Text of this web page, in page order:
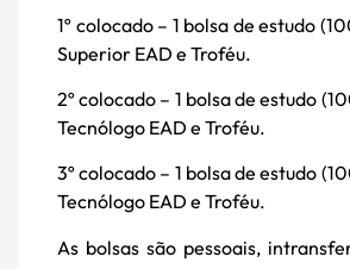
1º colocado – 1 bolsa de estudo
Superior EAD e Troféu.
2º colocado – 1 bolsa de estudo
Tecnólogo EAD e Troféu.
3º colocado – 1 bolsa de estudo
Tecnólogo EAD e Troféu.
As bolsas são pessoais,